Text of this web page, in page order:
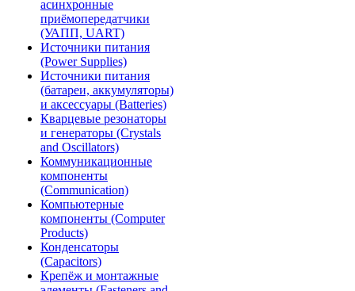
асинхронные
приёмопередатчики
(УАПП, UART)
Источники питания
(Power Supplies)
Источники питания
(батареи, аккумуляторы)
и аксессуары (Batteries)
Кварцевые резонаторы
и генераторы (Crystals
and Oscillators)
Коммуникационные
компоненты
(Communication)
Компьютерные
компоненты (Computer
Products)
Конденсаторы
(Capacitors)
Крепёж и монтажные